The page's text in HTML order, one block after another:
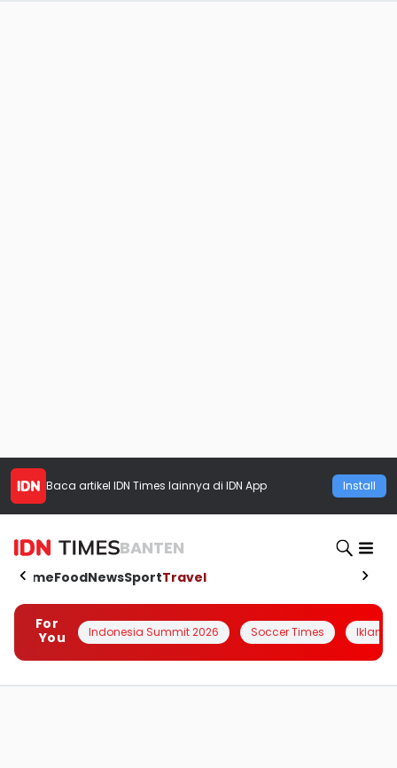
Baca artikel IDN Times lainnya di IDN App Install
BANTEN
HomeFoodNewsSportTravel
For
You
Indonesia Summit 2026 Soccer Times Iklanin